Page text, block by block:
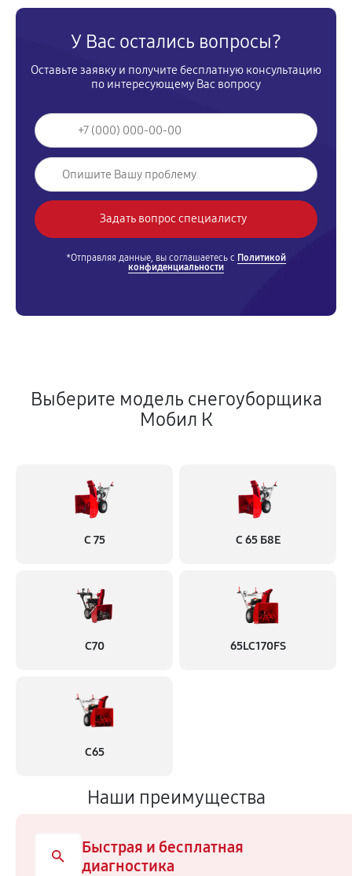
У Вас остались вопросы?
Оставьте заявку и получите бесплатную консультацию
по интересующему Вас вопросу
*Отправляя данные, вы соглашаетесь с Политикой
конфиденциальности
Выберите модель снегоуборщика
Мобил К
С 75 С 65 Б8Е
С70 65LC170FS
С65
Наши преимущества
Быстрая и бесплатная
диагностика